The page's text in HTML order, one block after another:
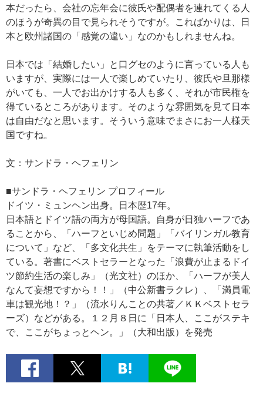
本だったら、会社の忘年会に彼氏や配偶者を連れてくる人
のほうが奇異の目で見られそうですが。こればかりは、日
本と欧州諸国の「感覚の違い」なのかもしれませんね。
日本では「結婚したい」と口グセのように言っている人も
いますが、実際には一人で楽しめていたり、彼氏や旦那様
がいても、一人でお出かけする人も多く、それが市民権を
得ているところがあります。そのような雰囲気を見て日本
は自由だなと思います。そういう意味でまさにお一人様天
国ですね。
文：サンドラ・ヘフェリン
■サンドラ・ヘフェリン プロフィール
ドイツ・ミュンヘン出身。日本歴17年。
日本語とドイツ語の両方が母国語。自身が日独ハーフであ
ることから、「ハーフといじめ問題」「バイリンガル教育
について」など、「多文化共生」をテーマに執筆活動をし
ている。著書にベストセラーとなった「浪費が止まるドイ
ツ節約生活の楽しみ」（光文社）のほか、「ハーフが美人
なんて妄想ですから！！」（中公新書ラクレ）、「満員電
車は観光地！？」（流水りんことの共著／ＫＫベストセラ
ーズ）などがある。１２月８日に「日本人、ここがステキ
で、ここがちょっとヘン。」（大和出版）を発売